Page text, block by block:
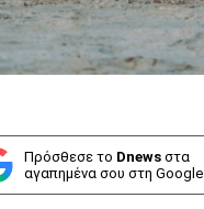
Πρόσθεσε το Dnews στα
αγαπημένα σου στη Google